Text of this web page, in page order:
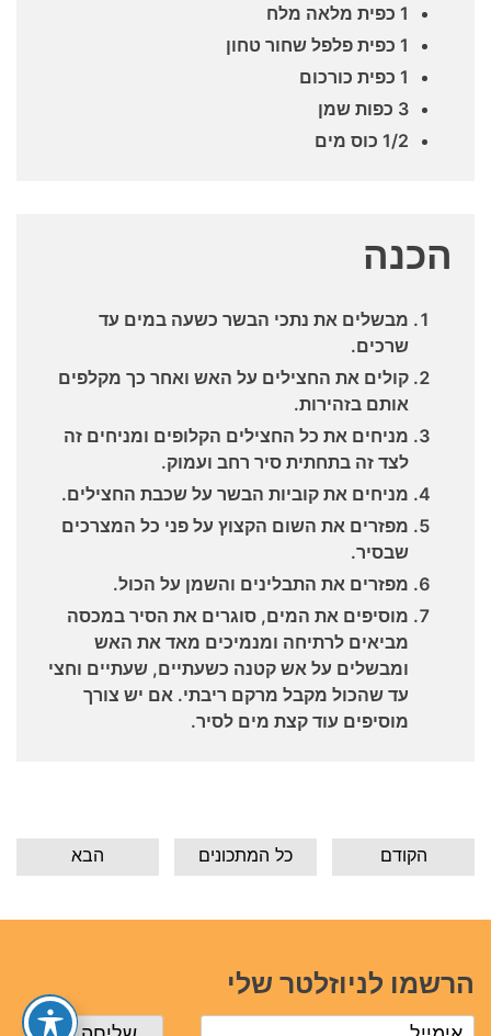
1 כפית מלאה מלח
1 כפית פלפל שחור טחון
1 כפית כורכום
3 כפות שמן
1/2 כוס מים
הכנה
מבשלים את נתכי הבשר כשעה במים עד
שרכים.
קולים את החצילים על האש ואחר כך מקלפים
אותם בזהירות.
מניחים את כל החצילים הקלופים ומניחים זה
לצד זה בתחתית סיר רחב ועמוק.
מניחים את קוביות הבשר על שכבת החצילים.
מפזרים את השום הקצוץ על פני כל המצרכים
שבסיר.
מפזרים את התבלינים והשמן על הכול.
מוסיפים את המים, סוגרים את הסיר במכסה
מביאים לרתיחה ומנמיכים מאד את האש
ומבשלים על אש קטנה כשעתיים, שעתיים וחצי
עד שהכול מקבל מרקם ריבתי. אם יש צורך
מוסיפים עוד קצת מים לסיר.
הבא כל המתכונים הקודם
הרשמו לניוזלטר שלי